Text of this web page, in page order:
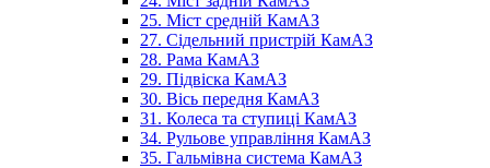
25. Міст средній КамАЗ
27. Сідельний пристрій КамАЗ
28. Рама КамАЗ
29. Підвіска КамАЗ
30. Вісь передня КамАЗ
31. Колеса та ступиці КамАЗ
34. Рульове управління КамАЗ
35. Гальмівна система КамАЗ